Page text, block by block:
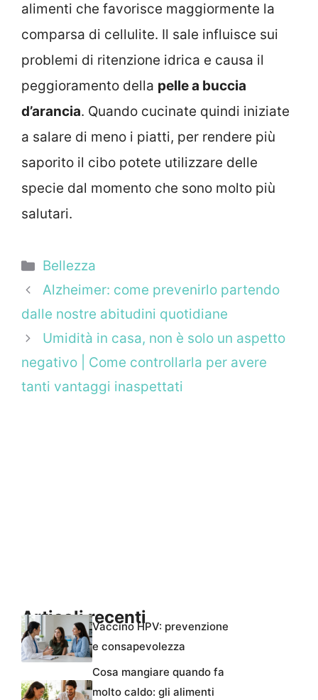
alimenti che favorisce maggiormente la
comparsa di cellulite. Il sale influisce sui
problemi di ritenzione idrica e causa il
peggioramento della pelle a buccia
d’arancia. Quando cucinate quindi iniziate
a salare di meno i piatti, per rendere più
saporito il cibo potete utilizzare delle
specie dal momento che sono molto più
salutari.
Categorie
Bellezza
Alzheimer: come prevenirlo partendo
dalle nostre abitudini quotidiane
Umidità in casa, non è solo un aspetto
negativo | Come controllarla per avere
tanti vantaggi inaspettati
Articoli recentiVaccino HPV: prevenzione
e consapevolezza
Cosa mangiare quando fa
molto caldo: gli alimenti